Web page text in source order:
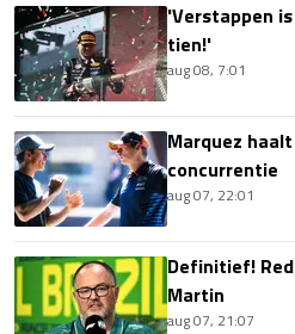
'Verstappen
tien!'
aug 08, 7:01
Marquez
concurrentie
aug 07, 22:01
Definitief!
Martin
aug 07, 21:07